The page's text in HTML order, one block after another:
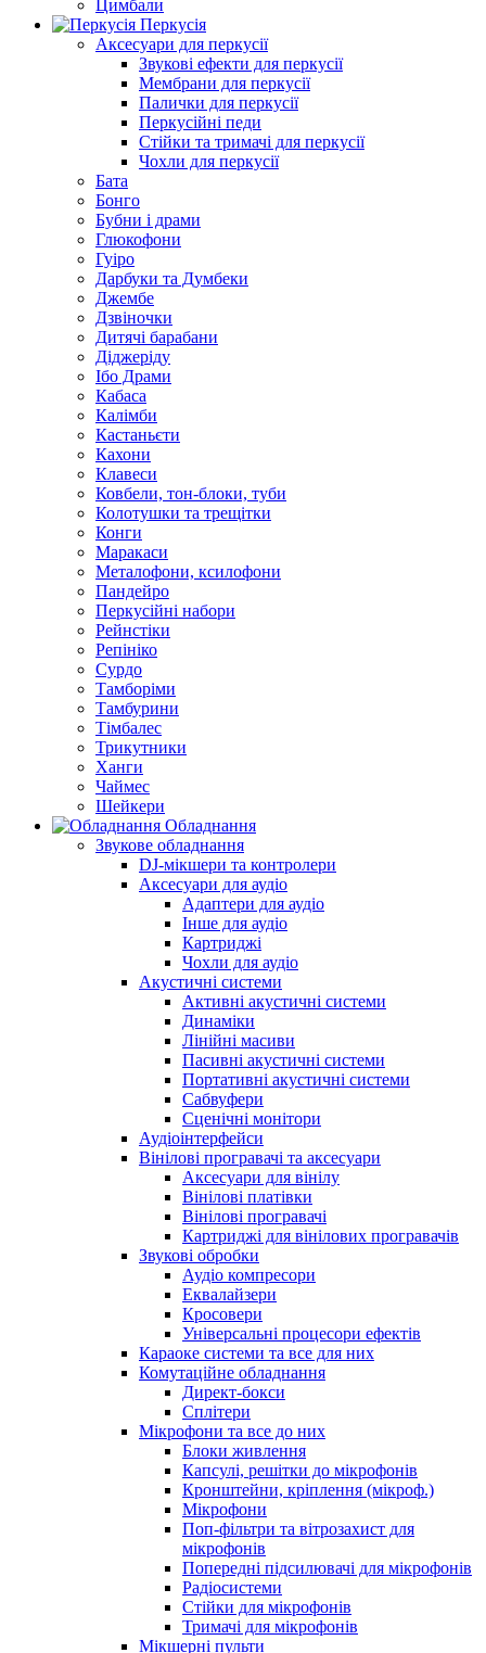
Цимбали
Перкусія
Аксесуари для перкусії
Звукові ефекти для перкусії
Мембрани для перкусії
Палички для перкусії
Перкусійні педи
Стійки та тримачі для перкусії
Чохли для перкусії
Бата
Бонго
Бубни і драми
Глюкофони
Гуіро
Дарбуки та Думбеки
Джембе
Дзвіночки
Дитячі барабани
Діджеріду
Ібо Драми
Кабаса
Калімби
Кастаньєти
Кахони
Клавеси
Ковбели, тон-блоки, туби
Колотушки та трещітки
Конги
Маракаси
Металофони, ксилофони
Пандейро
Перкусійні набори
Рейнстіки
Репініко
Сурдо
Тамборіми
Тамбурини
Тімбалес
Трикутники
Ханги
Чаймес
Шейкери
Обладнання
Звукове обладнання
DJ-мікшери та контролери
Аксесуари для аудіо
Адаптери для аудіо
Інше для аудіо
Картриджі
Чохли для аудіо
Акустичні системи
Активні акустичні системи
Динаміки
Лінійні масиви
Пасивні акустичні системи
Портативні акустичні системи
Сабвуфери
Сценічні монітори
Аудіоінтерфейси
Вінілові програвачі та аксесуари
Аксесуари для вінілу
Вінілові платівки
Вінілові програвачі
Картриджі для вінілових програвачів
Звукові обробки
Аудіо компресори
Еквалайзери
Кросовери
Універсальні процесори ефектів
Караоке системи та все для них
Комутаційне обладнання
Директ-бокси
Сплітери
Мікрофони та все до них
Блоки живлення
Капсулі, решітки до мікрофонів
Кронштейни, кріплення (мікроф.)
Мікрофони
Поп-фільтри та вітрозахист для
мікрофонів
Попередні підсилювачі для мікрофонів
Радіосистеми
Стійки для мікрофонів
Тримачі для мікрофонів
Мікшерні пульти